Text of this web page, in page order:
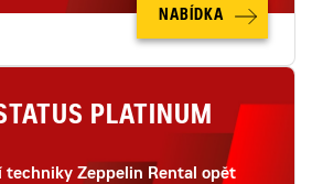
NABÍDKA
PLATINUM
techniky Zeppelin Rental opět